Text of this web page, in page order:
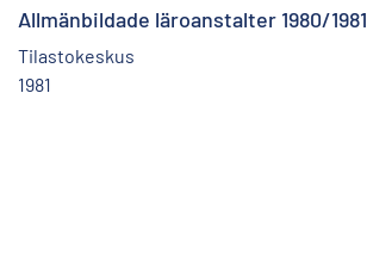
Allmänbildade läroanstalter 1980/1981
Tilastokeskus
1981